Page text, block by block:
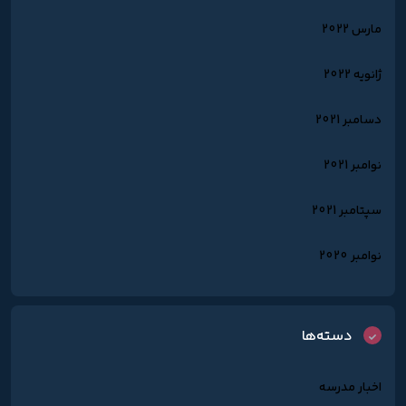
مارس 2022
ژانویه 2022
دسامبر 2021
نوامبر 2021
سپتامبر 2021
نوامبر 2020
دسته‌ها
اخبار مدرسه